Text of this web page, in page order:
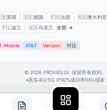
英国 🇩🇪德国 🇫🇷法国 🇦🇺澳大利亚
🇵🇱波兰 🇺🇦乌克兰 全部 →
Mobile AT&T Verizon 对比
© 2026 PROXIES.SX. 保留所有权利。
真实4G/5G IP92%成功率100+国家